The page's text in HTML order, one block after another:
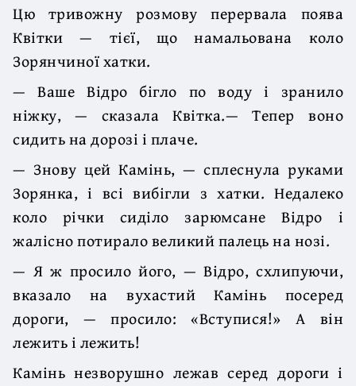
Цю тривожну розмову перервала поява
Квітки — тієї, що намальована коло
Зорянчиної хатки.
— Ваше Відро бігло по воду і зранило
ніжку, — сказала Квітка.— Тепер воно
сидить на дорозі і плаче.
— Знову цей Камінь, — сплеснула руками
Зорянка, і всі вибігли з хатки. Недалеко
коло річки сиділо зарюмсане Відро і
жалісно потирало великий палець на нозі.
— Я ж просило його, — Відро, схлипуючи,
вказало на вухастий Камінь посеред
дороги, — просило: «Вступися!» А він
лежить і лежить!
Камінь незворушно лежав серед дороги і